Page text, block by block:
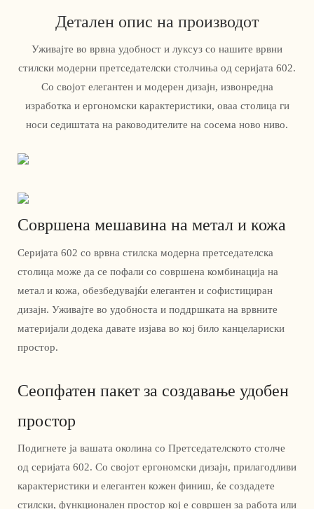
Детален опис на производот
Уживајте во врвна удобност и луксуз со нашите врвни
стилски модерни претседателски столчиња од серијата 602.
Со својот елегантен и модерен дизајн, извонредна
изработка и ергономски карактеристики, оваа столица ги
носи седиштата на раководителите на сосема ново ниво.
Совршена мешавина на метал и кожа
Серијата 602 со врвна стилска модерна претседателска
столица може да се пофали со совршена комбинација на
метал и кожа, обезбедувајќи елегантен и софистициран
дизајн. Уживајте во удобноста и поддршката на врвните
материјали додека давате изјава во кој било канцелариски
простор.
Сеопфатен пакет за создавање удобен
простор
Подигнете ја вашата околина со Претседателското столче
од серијата 602. Со својот ергономски дизајн, прилагодливи
карактеристики и елегантен кожен финиш, ќе создадете
стилски, функционален простор кој е совршен за работа или